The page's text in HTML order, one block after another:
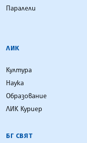
Паралели
ЛИК
Култура
Наука
Образование
ЛИК Куриер
БГ СВЯТ